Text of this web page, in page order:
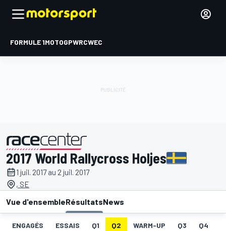
FORMULE 1MOTOGPWRCWEC
présenté par
2017 World Rallycross Holjes
1 juil. 2017 au 2 juil. 2017
, SE
Vue d'ensembleRésultatsNews
ENGAGÉS ESSAIS Q1 Q2 WARM-UP Q3 Q4